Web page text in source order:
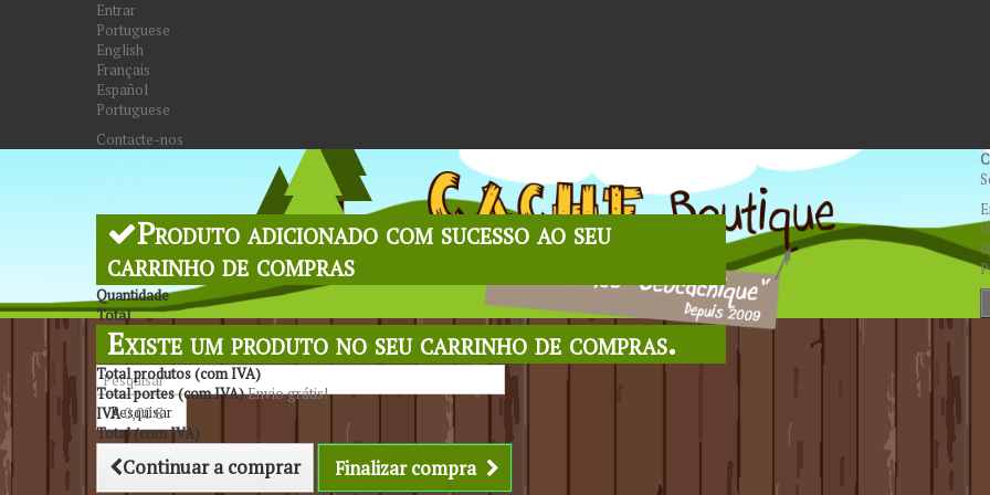
Entrar
Portuguese
English
Français
Español
Portuguese
Contacte-nos
Pesquisar
Produto adicionado com sucesso ao seu
carrinho de compras
Quantidade
Total
Existe um produto no seu carrinho de compras.
Total produtos (com IVA)
Total portes (com IVA)Envio grátis!
IVA0,00 €
Total (com IVA)
Continuar a comprar Finalizar compra